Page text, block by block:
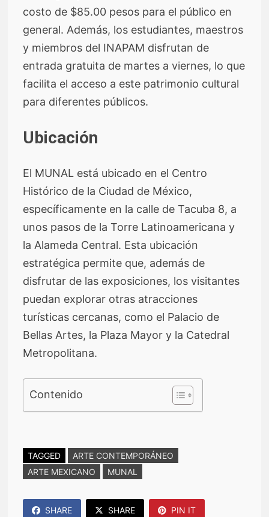
costo de $85.00 pesos para el público en
general. Además, los estudiantes, maestros
y miembros del INAPAM disfrutan de
entrada gratuita de martes a viernes, lo que
facilita el acceso a este patrimonio cultural
para diferentes públicos.
Ubicación
El MUNAL está ubicado en el Centro
Histórico de la Ciudad de México,
específicamente en la calle de Tacuba 8, a
unos pasos de la Torre Latinoamericana y
la Alameda Central. Esta ubicación
estratégica permite que, además de
disfrutar de las exposiciones, los visitantes
puedan explorar otras atracciones
turísticas cercanas, como el Palacio de
Bellas Artes, la Plaza Mayor y la Catedral
Metropolitana.
Contenido
TAGGED
ARTE CONTEMPORÁNEO
ARTE MEXICANO
MUNAL
SHARE SHARE PIN IT